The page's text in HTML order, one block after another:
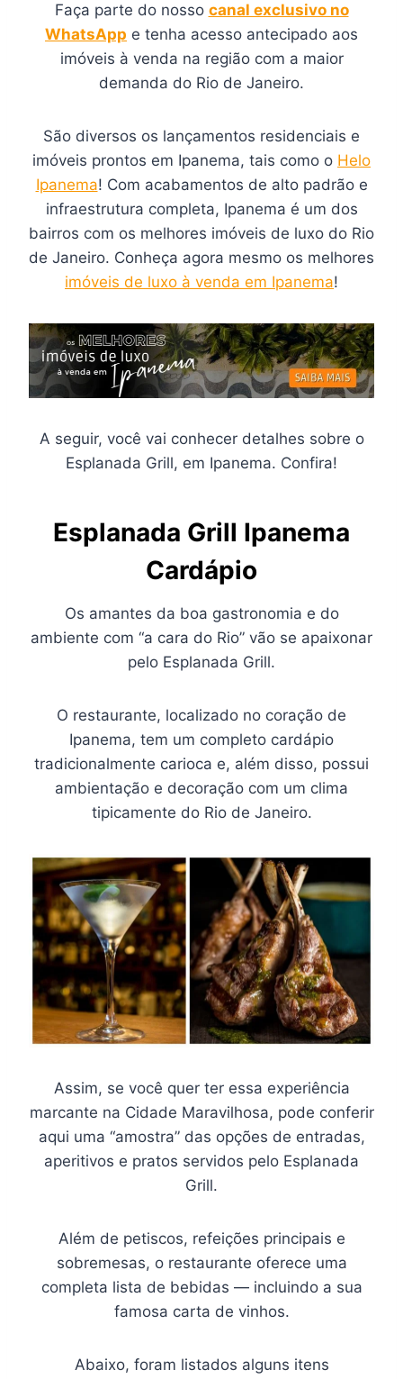
Faça parte do nosso canal exclusivo no
WhatsApp e tenha acesso antecipado aos
imóveis à venda na região com a maior
demanda do Rio de Janeiro.
São diversos os lançamentos residenciais e
imóveis prontos em Ipanema, tais como o Helo
Ipanema! Com acabamentos de alto padrão e
infraestrutura completa, Ipanema é um dos
bairros com os melhores imóveis de luxo do Rio
de Janeiro. Conheça agora mesmo os melhores
imóveis de luxo à venda em Ipanema!
A seguir, você vai conhecer detalhes sobre o
Esplanada Grill, em Ipanema. Confira!
Esplanada Grill Ipanema
Cardápio
Os amantes da boa gastronomia e do
ambiente com “a cara do Rio” vão se apaixonar
pelo Esplanada Grill.
O restaurante, localizado no coração de
Ipanema, tem um completo cardápio
tradicionalmente carioca e, além disso, possui
ambientação e decoração com um clima
tipicamente do Rio de Janeiro.
Assim, se você quer ter essa experiência
marcante na Cidade Maravilhosa, pode conferir
aqui uma “amostra” das opções de entradas,
aperitivos e pratos servidos pelo Esplanada
Grill.
Além de petiscos, refeições principais e
sobremesas, o restaurante oferece uma
completa lista de bebidas — incluindo a sua
famosa carta de vinhos.
Abaixo, foram listados alguns itens